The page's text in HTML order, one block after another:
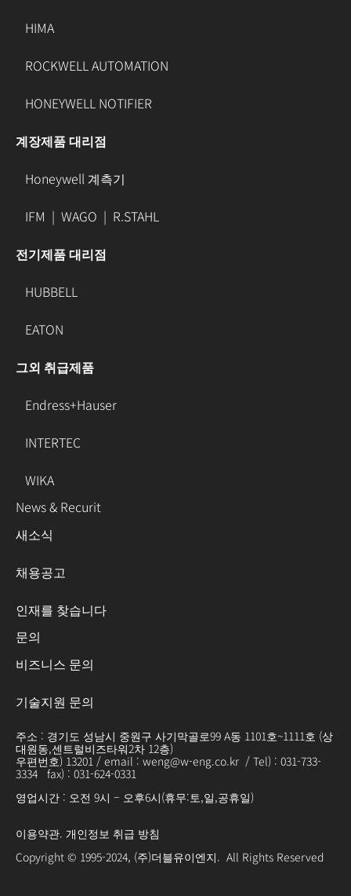
HIMA
ROCKWELL AUTOMATION
HONEYWELL NOTIFIER
계장제품 대리점
Honeywell 계측기
IFM | WAGO | R.STAHL
전기제품 대리점
HUBBELL
EATON
그외 취급제품
Endress+Hauser
INTERTEC
WIKA
News & Recurit
새소식
채용공고
인재를 찾습니다
문의
비즈니스 문의
기술지원 문의
주소 : 경기도 성남시 중원구 사기막골로99 A동 1101호~1111호 (상
대원동,센트럴비즈타워2차 12층)
우편번호) 13201 / email : weng@w-eng.co.kr / Tel) : 031-733-
3334 fax) : 031-624-0331
영업시간 : 오전 9시 – 오후6시(휴무:토,일,공휴일)
이용약관. 개인정보 취급 방침
Copyright © 1995-2024, (주)더블유이엔지. All Rights Reserved